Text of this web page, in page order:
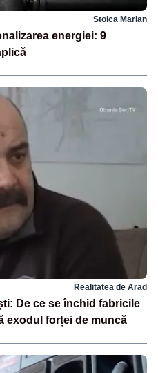
Stoica Marian
energiei: 9
Realitatea de Arad
De ce se închid fabricile
exodul forței de muncă